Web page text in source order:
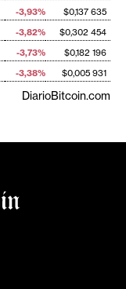
-3,93%
$0,137 635
-3,82%
$0,302 454
-3,73%
$0,182 196
-3,38% $0,005 931
DiarioBitcoin.com